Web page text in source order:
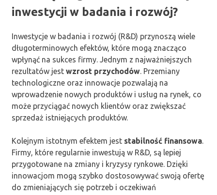
inwestycji w badania i rozwój?
Inwestycje w badania i rozwój (R&D) przynoszą wiele
długoterminowych efektów, które mogą znacząco
wpłynąć na sukces firmy. Jednym z najważniejszych
rezultatów jest wzrost przychodów . Przemiany
technologiczne oraz innowacje pozwalają na
wprowadzenie nowych produktów i usług na rynek, co
może przyciągać nowych klientów oraz zwiększać
sprzedaż istniejących produktów.
Kolejnym istotnym efektem jest stabilność finansowa
Firmy, które regularnie inwestują w R&D, są lepiej
przygotowane na zmiany i kryzysy rynkowe. Dzięki
innowacjom mogą szybko dostosowywać swoją ofertę
do zmieniających się potrzeb i oczekiwań